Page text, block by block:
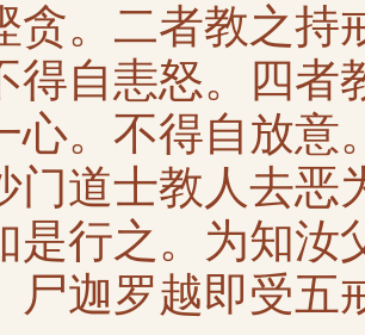
贪。二者教之持
得自恚怒。四者
心。不得自放意
门道士教人去恶
是行之。为知汝
尸迦罗越即受五